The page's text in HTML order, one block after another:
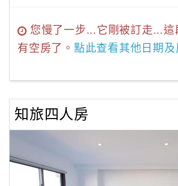
您慢了一步...它剛被訂走...這
有空房了。 點此查看其他日期及
知旅四人房